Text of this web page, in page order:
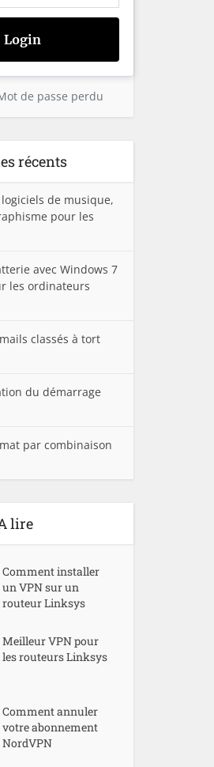
de passe perdu
récents
de musique,
pour les
avec Windows 7
les ordinateurs
classés à tort
du démarrage
par combinaison
lire
Comment installer
un VPN sur un
routeur Linksys
Meilleur VPN pour
les routeurs Linksys
Comment annuler
votre abonnement
NordVPN